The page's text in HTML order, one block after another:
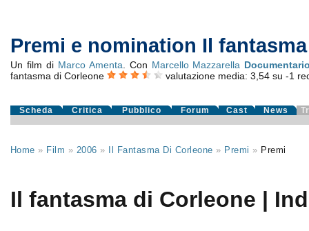
Premi e nomination Il
Un film di Marco Amenta . Con Marcello Mazzarella
fantasma di Corleone
valutazione media: 3,54 su -1
Scheda Critica Pubblico Forum Cast News
Home » Film » 2006 » Il Fantasma Di Corleone » Premi » Premi
Il fantasma di Corleone |